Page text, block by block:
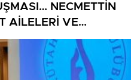
NECMETTİN
AİLELERİ VE